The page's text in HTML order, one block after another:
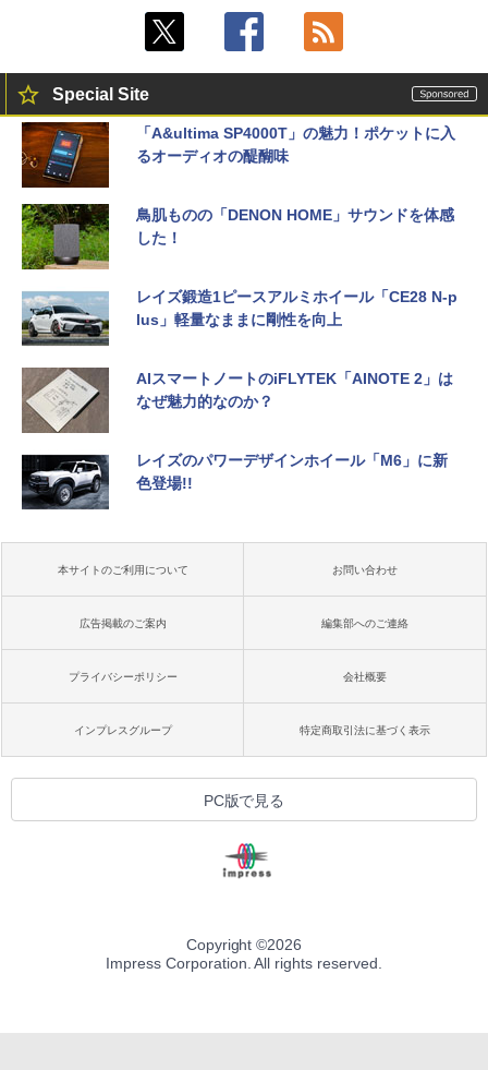
Special Site
「A&ultima SP4000T」の魅力！ポケットに入
るオーディオの醍醐味
鳥肌ものの「DENON HOME」サウンドを体感
した！
レイズ鍛造1ピースアルミホイール「CE28 N-p
lus」軽量なままに剛性を向上
AIスマートノートのiFLYTEK「AINOTE 2」は
なぜ魅力的なのか？
レイズのパワーデザインホイール「M6」に新
色登場!!
本サイトのご利用について お問い合わせ
広告掲載のご案内 編集部へのご連絡
プライバシーポリシー 会社概要
インプレスグループ 特定商取引法に基づく表示
PC版で見る
Copyright ©2026
Impress Corporation. All rights reserved.